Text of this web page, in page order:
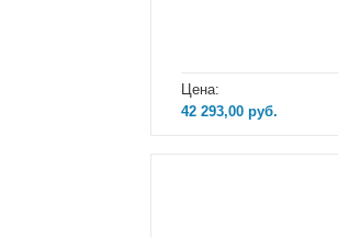
Цена:
42 293,00 руб.